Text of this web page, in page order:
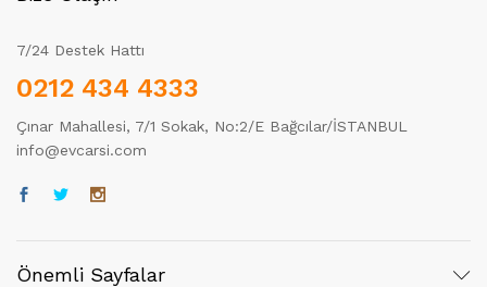
7/24 Destek Hattı
0212 434 4333
Çınar Mahallesi, 7/1 Sokak, No:2/E Bağcılar/İSTANBUL
info@evcarsi.com
Önemli Sayfalar